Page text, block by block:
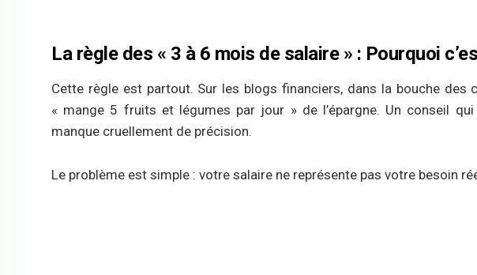
La règle des « 3 à 6 mois de salaire » : Pourquoi
Cette règle est partout. Sur les blogs financiers, dans la bouche des
« mange 5 fruits et légumes par jour » de l’épargne. Un conseil
manque cruellement de précision.
Le problème est simple : votre salaire ne représente pas votre besoin